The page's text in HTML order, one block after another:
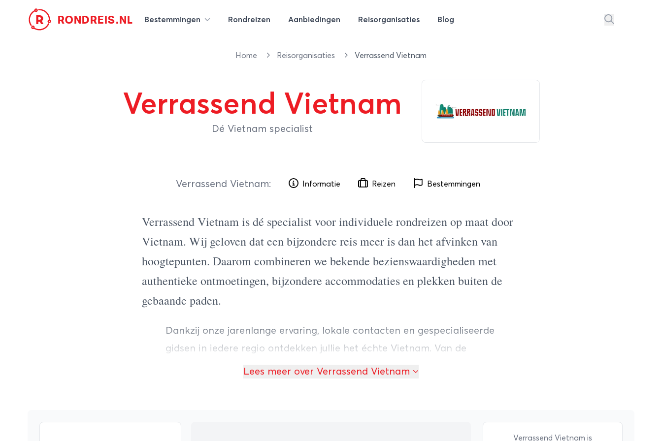
R RONDREIS.NL Bestemmingen Rondreizen Aanbiedingen Reisorganisaties Blog
Home Reisorganisaties Verrassend Vietnam
Verrassend Vietnam
Dé Vietnam specialist
Verrassend Vietnam: Informatie Reizen Bestemmingen
Verrassend Vietnam is dé specialist voor individuele rondreizen op maat door
Vietnam. Wij geloven dat een bijzondere reis meer is dan het afvinken van
hoogtepunten. Daarom combineren we bekende bezienswaardigheden met
authentieke ontmoetingen, bijzondere accommodaties en plekken buiten de
gebaande paden.
Dankzij onze jarenlange ervaring, lokale contacten en gespecialiseerde
gidsen in iedere regio ontdekken jullie het échte Vietnam. Van de
rijstterrassen van Noord-Vietnam tot de historische steden in het
Lees meer over Verrassend Vietnam
Verrassend Vietnam is